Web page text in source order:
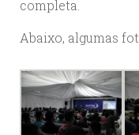
completa.
Abaixo, algumas